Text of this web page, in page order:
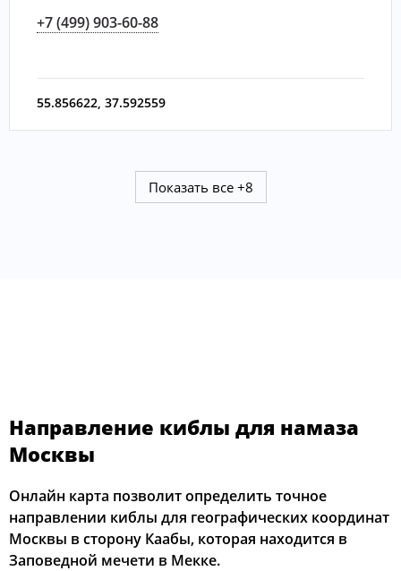
+7 (499) 903-60-88
55.856622, 37.592559
Показать все +8
Направление киблы для намаза
Москвы
Онлайн карта позволит определить точное
направлении киблы для географических координат
Москвы в сторону Каабы, которая находится в
Заповедной мечети в Мекке.